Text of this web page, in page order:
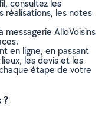
consultez les
réalisations, les notes
messagerie AlloVoisins
en ligne, en passant
les devis et les
étape de votre
?